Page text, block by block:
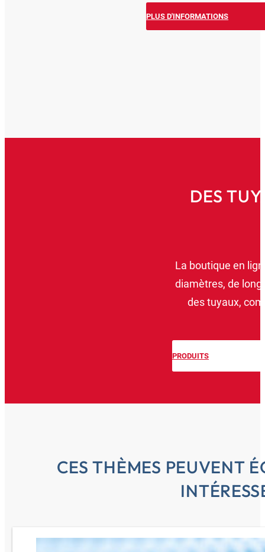
PLUS D'INFORMATIONS
DES
La boutique en
diamètres, de
des tuyaux,
PRODUITS
CES THÈMES PEUVENT